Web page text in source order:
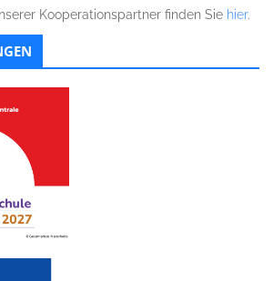
Kooperationspartner finden Sie hier.